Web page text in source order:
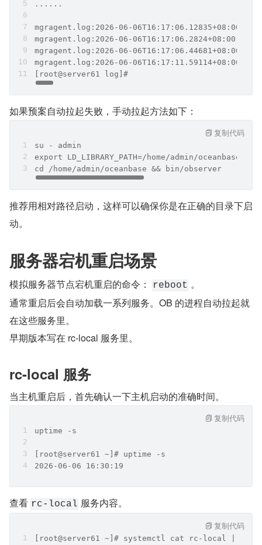
......
mgragent.log:2026-06-06T16:17:06.12835+08:00
mgragent.log:2026-06-06T16:17:06.2824+08:00
mgragent.log:2026-06-06T16:17:06.44681+08:00
mgragent.log:2026-06-06T16:17:11.59114+08:00
[root@server61 log]#
如果预案自动拉起失败，手动拉起方法如下：
su - admin
export LD_LIBRARY_PATH=/home/admin/oceanbase/
cd /home/admin/oceanbase && bin/observer
复制代码
推荐用相对路径启动，这样可以确保你是在正确的目录下启
动。
服务器宕机重启场景
模拟服务器节点宕机重启的命令： reboot 。
通常重启后会自动加载一系列服务。OB 的进程自动拉起就
在这些服务里。
早期版本写在 rc-local 服务里。
rc-local 服务
当主机重启后，首先确认一下主机启动的准确时间。
uptime -s
[root@server61 ~]# uptime -s
2026-06-06 16:30:19
复制代码
查看 rc-local 服务内容。
[root@server61 ~]# systemctl cat rc-local |
复制代码